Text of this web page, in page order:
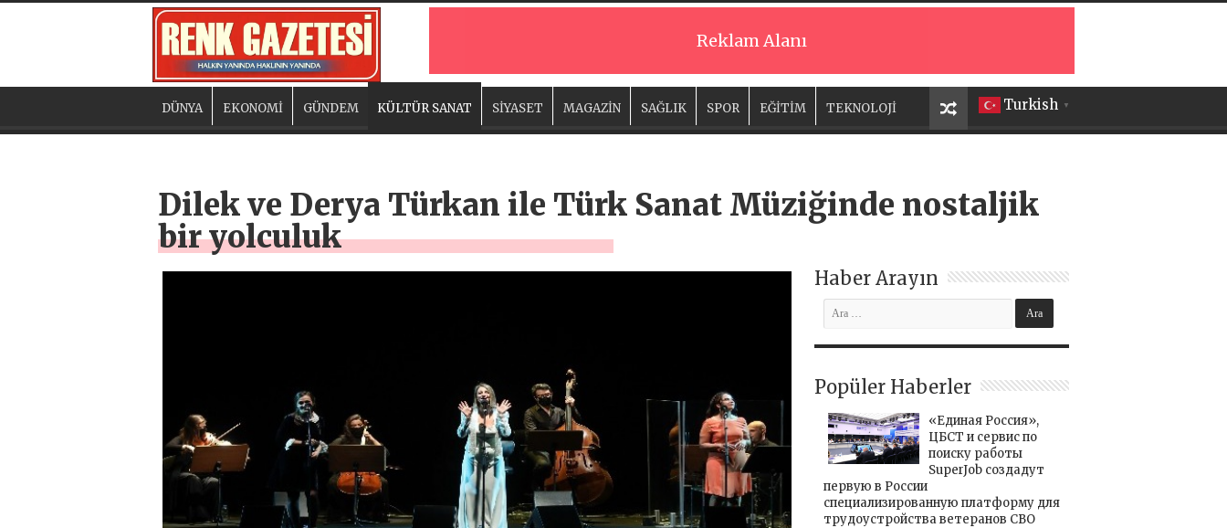
Reklam Alanı
Turkish ▼
DÜNYA EKONOMİ GÜNDEM KÜLTÜR SANAT SİYASET MAGAZİN SAĞLIK SPOR EĞİTİM TEKNOLOJİ
Dilek ve Derya Türkan ile Türk Sanat Müziğinde nostaljik
bir yolculuk
Haber Arayın
Popüler Haberler
«Единая Россия»,
ЦБСТ и сервис по
поиску работы
SuperJob создадут
первую в России
специализированную платформу для
трудоустройства ветеранов СВО